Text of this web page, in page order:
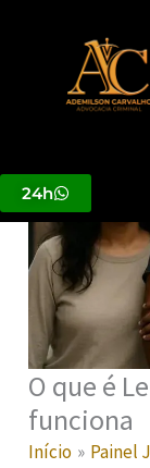
conteúdo
24h
O que é
funciona
Início Painel